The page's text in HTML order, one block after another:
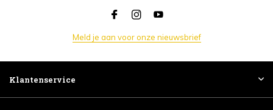
Meld je aan voor onze nieuwsbrief
Klantenservice